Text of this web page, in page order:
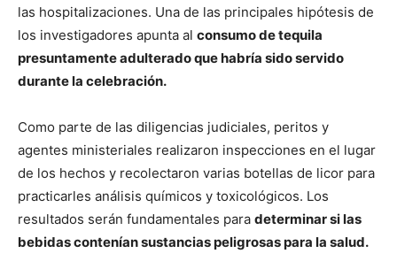
las hospitalizaciones. Una de las principales hipótesis de
los investigadores apunta al consumo de tequila
presuntamente adulterado que habría sido servido
durante la celebración.
Como parte de las diligencias judiciales, peritos y
agentes ministeriales realizaron inspecciones en el lugar
de los hechos y recolectaron varias botellas de licor para
practicarles análisis químicos y toxicológicos. Los
resultados serán fundamentales para determinar si las
bebidas contenían sustancias peligrosas para la salud.